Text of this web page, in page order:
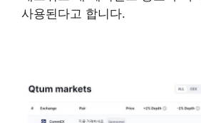
사용된다고 합니다.